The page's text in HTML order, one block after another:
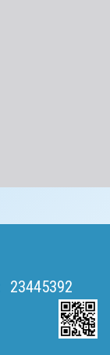
23445392